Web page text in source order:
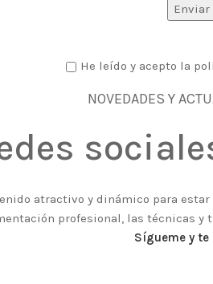
He leído y acepto la
NOVEDADES Y
atractivo y dinámico para
profesional, las técnicas y
Sígueme y te